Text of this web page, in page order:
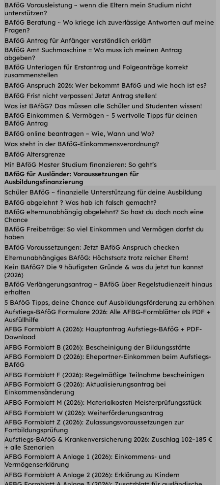
BAföG Vorausleistung ~ wenn die Eltern mein Studium nicht
unterstützen?
BAföG Beratung ~ Wo kriege ich zuverlässige Antworten auf meine
Fragen?
BAföG Antrag für Anfänger verständlich erklärt
BAföG Amt Suchmaschine = Wo muss ich meinen Antrag
abgeben?
BAföG Unterlagen für Erstantrag und Folgeanträge korrekt
zusammenstellen
BAföG Anspruch 2026: Wer bekommt BAföG und wie hoch ist es?
BAföG Frist nicht verpassen! Jetzt Antrag stellen!
Was ist BAföG? Das müssen alle Schüler und Studenten wissen!
BAföG Einkommen & Vermögen ~ 5 wertvolle Tipps für deinen
BAföG Antrag
BAföG online beantragen ~ Wie, Wann und Wo?
Was steht in der BAföG-Einkommensverordnung?
BAföG Altersgrenze
Mit BAföG Master Studium finanzieren: So geht’s
BAföG für Ausländer: Voraussetzungen für
Ausbildungsfinanzierung
Schüler BAföG ~ finanzielle Unterstützung für deine Ausbildung
BAföG abgelehnt ? Was hab ich falsch gemacht?
BAföG elternunabhängig abgelehnt? So hast du doch noch eine
Chance
BAföG Freibeträge: So viel Einkommen und Vermögen darfst du
haben
BAföG Voraussetzungen: Jetzt BAföG Anspruch checken
Elternunabhängiges BAföG: Höchstsatz trotz reicher Eltern!
Kein BAföG? Die 9 häufigsten Gründe & was du jetzt tun kannst
(2026)
BAföG Verlängerungsantrag ~ BAföG über Regelstudienzeit hinaus
erhalten
5 BAföG Tipps, deine Chance auf Ausbildungsförderung zu erhöhen
Aufstiegs-BAföG Formulare 2026: Alle AFBG-Formblätter als PDF +
Ausfüllhilfe
AFBG Formblatt A (2026): Hauptantrag Aufstiegs-BAföG + PDF-
Download
AFBG Formblatt B (2026): Bescheinigung der Bildungsstätte
AFBG Formblatt D (2026): Ehepartner-Einkommen beim Aufstiegs-
BAföG
AFBG Formblatt F (2026): Regelmäßige Teilnahme bescheinigen
AFBG Formblatt G (2026): Aktualisierungsantrag bei
Einkommensänderung
AFBG Formblatt M (2026): Materialkosten Meisterprüfungsstück
AFBG Formblatt W (2026): Weiterförderungsantrag
AFBG Formblatt Z (2026): Zulassungsvoraussetzungen zur
Fortbildungsprüfung
Aufstiegs-BAföG & Krankenversicherung 2026: Zuschlag 102–185 €
+ alle Szenarien
AFBG Formblatt A Anlage 1 (2026): Einkommens- und
Vermögenserklärung
AFBG Formblatt A Anlage 2 (2026): Erklärung zu Kindern